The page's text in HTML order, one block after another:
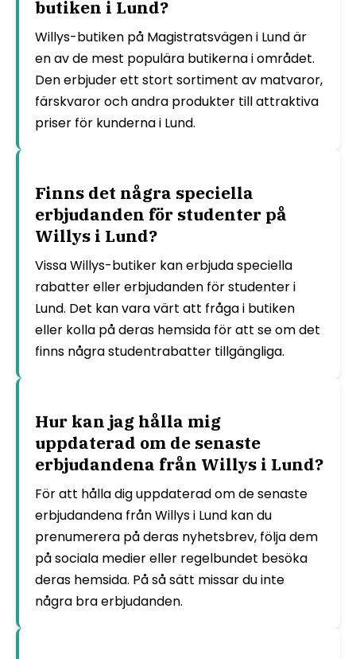
butiken i Lund?
Willys-butiken på Magistratsvägen i Lund är
en av de mest populära butikerna i området.
Den erbjuder ett stort sortiment av matvaror,
färskvaror och andra produkter till attraktiva
priser för kunderna i Lund.
Finns det några speciella
erbjudanden för studenter på
Willys i Lund?
Vissa Willys-butiker kan erbjuda speciella
rabatter eller erbjudanden för studenter i
Lund. Det kan vara värt att fråga i butiken
eller kolla på deras hemsida för att se om det
finns några studentrabatter tillgängliga.
Hur kan jag hålla mig
uppdaterad om de senaste
erbjudandena från Willys i Lund?
För att hålla dig uppdaterad om de senaste
erbjudandena från Willys i Lund kan du
prenumerera på deras nyhetsbrev, följa dem
på sociala medier eller regelbundet besöka
deras hemsida. På så sätt missar du inte
några bra erbjudanden.